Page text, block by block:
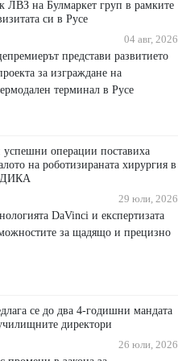
ЛВЗ на Булмаркет груп в рамките
си в Русе
04 авг, 2026
представи развитието
за изграждане на
терминал в Русе
успешни операции поставиха
на роботизираната хирургия в
29 юли, 2026
DaVinci и експертизата
за щадящо и прецизно
се до два 4-годишни мандата
директори
26 юли, 2026